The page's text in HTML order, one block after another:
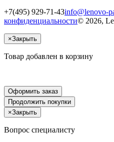
+7(495) 929-71-43info@lenovo-
конфиденциальности© 2026,
×Закрыть
Товар добавлен в корзину
Оформить заказ
Продолжить покупки
×Закрыть
Вопрос специалисту